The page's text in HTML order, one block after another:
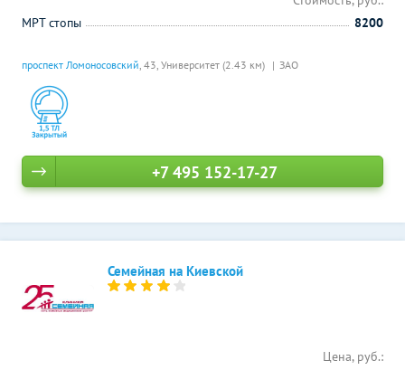
проспект Ломоносовский, 43, Университет (2.43 км) ЗАО
МРТ стопы
8200
+7 495 152-17-27
Семейная на Киевской
Цена, руб.: